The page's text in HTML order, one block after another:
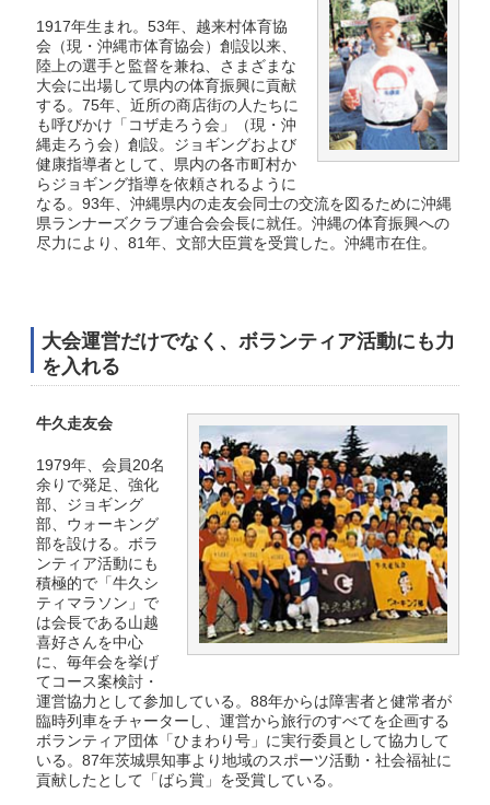
1917年生まれ。53年、越来村体育協
会（現・沖縄市体育協会）創設以来、
陸上の選手と監督を兼ね、さまざまな
大会に出場して県内の体育振興に貢献
する。75年、近所の商店街の人たちに
も呼びかけ「コザ走ろう会」（現・沖
縄走ろう会）創設。ジョギングおよび
健康指導者として、県内の各市町村か
らジョギング指導を依頼されるように
なる。93年、沖縄県内の走友会同士の交流を図るために沖縄
県ランナーズクラブ連合会会長に就任。沖縄の体育振興への
尽力により、81年、文部大臣賞を受賞した。沖縄市在住。
大会運営だけでなく、ボランティア活動にも力
を入れる
牛久走友会
1979年、会員20名
余りで発足、強化
部、ジョギング
部、ウォーキング
部を設ける。ボラ
ンティア活動にも
積極的で「牛久シ
ティマラソン」で
は会長である山越
喜好さんを中心
に、毎年会を挙げ
てコース案検討・
運営協力として参加している。88年からは障害者と健常者が
臨時列車をチャーターし、運営から旅行のすべてを企画する
ボランティア団体「ひまわり号」に実行委員として協力して
いる。87年茨城県知事より地域のスポーツ活動・社会福祉に
貢献したとして「ばら賞」を受賞している。